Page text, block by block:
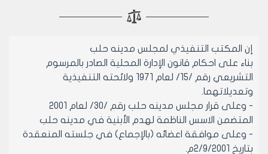
إن المكتب التنفيذي لمجلس مدينه حلب
بناء على احكام قانون الإدارة المحلية الصادر بالمرسوم
التشريعي رقم /15/ لعام 1971 ولائحته التنفيذية
وتعديلاتهما.
- وعلى قرار مجلس مدينه حلب رقم /30/ لعام 2001
المتضمن الاسس الناظمة لهدم الأبنية في مدينه حلب
- وعلى موافقة اعضائه (بالإجماع) في جلسته المنعقدة
بتاريخ 2/9/2001م.